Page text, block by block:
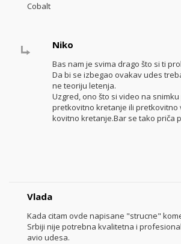
Cobalt
Niko
Bas nam je svima drago što si ti
Da bi se izbegao ovakav udes
ne teoriju letenja.
Uzgred, ono što si video na
pretkovitno kretanje ili pretkovitno
kovitno kretanje.Bar se tako priča
Vlada
Kada citam ovde napisane "strucne"
Srbiji nije potrebna kvalitetna i
avio udesa.